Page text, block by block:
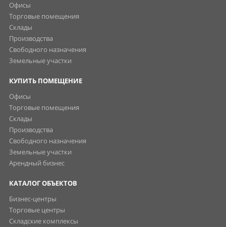
Офисы
Торговые помещения
Склады
Производства
Свободного назначения
Земельные участки
КУПИТЬ ПОМЕЩЕНИЕ
Офисы
Торговые помещения
Склады
Производства
Свободного назначения
Земельные участки
Арендный бизнес
КАТАЛОГ ОБЪЕКТОВ
Бизнес-центры
Торговые центры
Складские комплексы